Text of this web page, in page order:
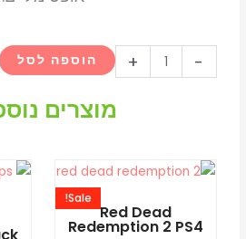
-
של
Edition
+ הוספה לסל
מוצרים
Red Dead
Redemption 2 PS4
Sale!
המחיר
המקורי
היה:
₪105.00.
המחיר
הנוכחי
הוא:
₪85.00.